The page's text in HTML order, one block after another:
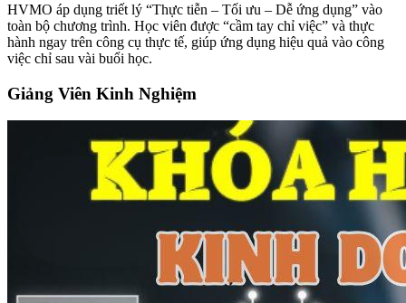
HVMO áp dụng triết lý “Thực tiễn – Tối ưu – Dễ ứng dụng” vào
toàn bộ chương trình. Học viên được “cầm tay chỉ việc” và thực
hành ngay trên công cụ thực tế, giúp ứng dụng hiệu quả vào công
việc chỉ sau vài buổi học.
Giảng Viên Kinh Nghiệm